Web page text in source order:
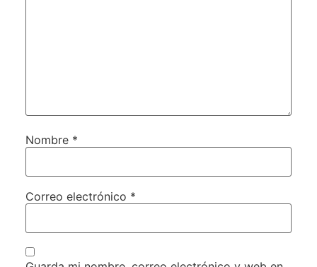
Nombre *
Correo electrónico *